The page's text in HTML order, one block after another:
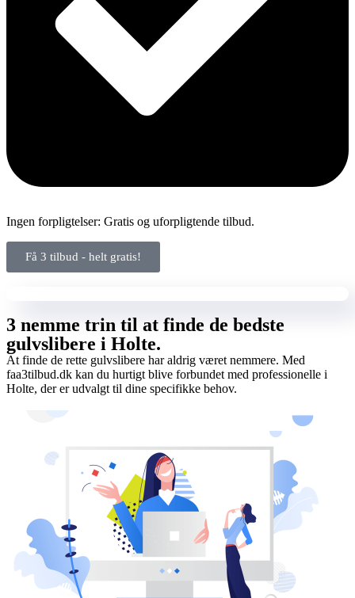
Ingen forpligtelser: Gratis og uforpligtende tilbud.
Få 3 tilbud - helt gratis!
3 nemme trin til at finde de bedste
gulvslibere i Holte.
At finde de rette gulvslibere har aldrig været nemmere. Med
faa3tilbud.dk kan du hurtigt blive forbundet med professionelle i
Holte, der er udvalgt til dine specifikke behov.